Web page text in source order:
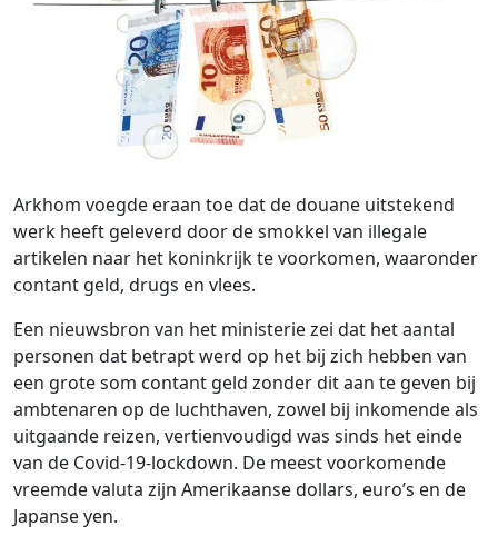
Arkhom voegde eraan toe dat de douane uitstekend
werk heeft geleverd door de smokkel van illegale
artikelen naar het koninkrijk te voorkomen, waaronder
contant geld, drugs en vlees.
Een nieuwsbron van het ministerie zei dat het aantal
personen dat betrapt werd op het bij zich hebben van
een grote som contant geld zonder dit aan te geven bij
ambtenaren op de luchthaven, zowel bij inkomende als
uitgaande reizen, vertienvoudigd was sinds het einde
van de Covid-19-lockdown. De meest voorkomende
vreemde valuta zijn Amerikaanse dollars, euro’s en de
Japanse yen.